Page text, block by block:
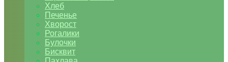
Хлеб
Печенье
Хворост
Рогалики
Булочки
Бисквит